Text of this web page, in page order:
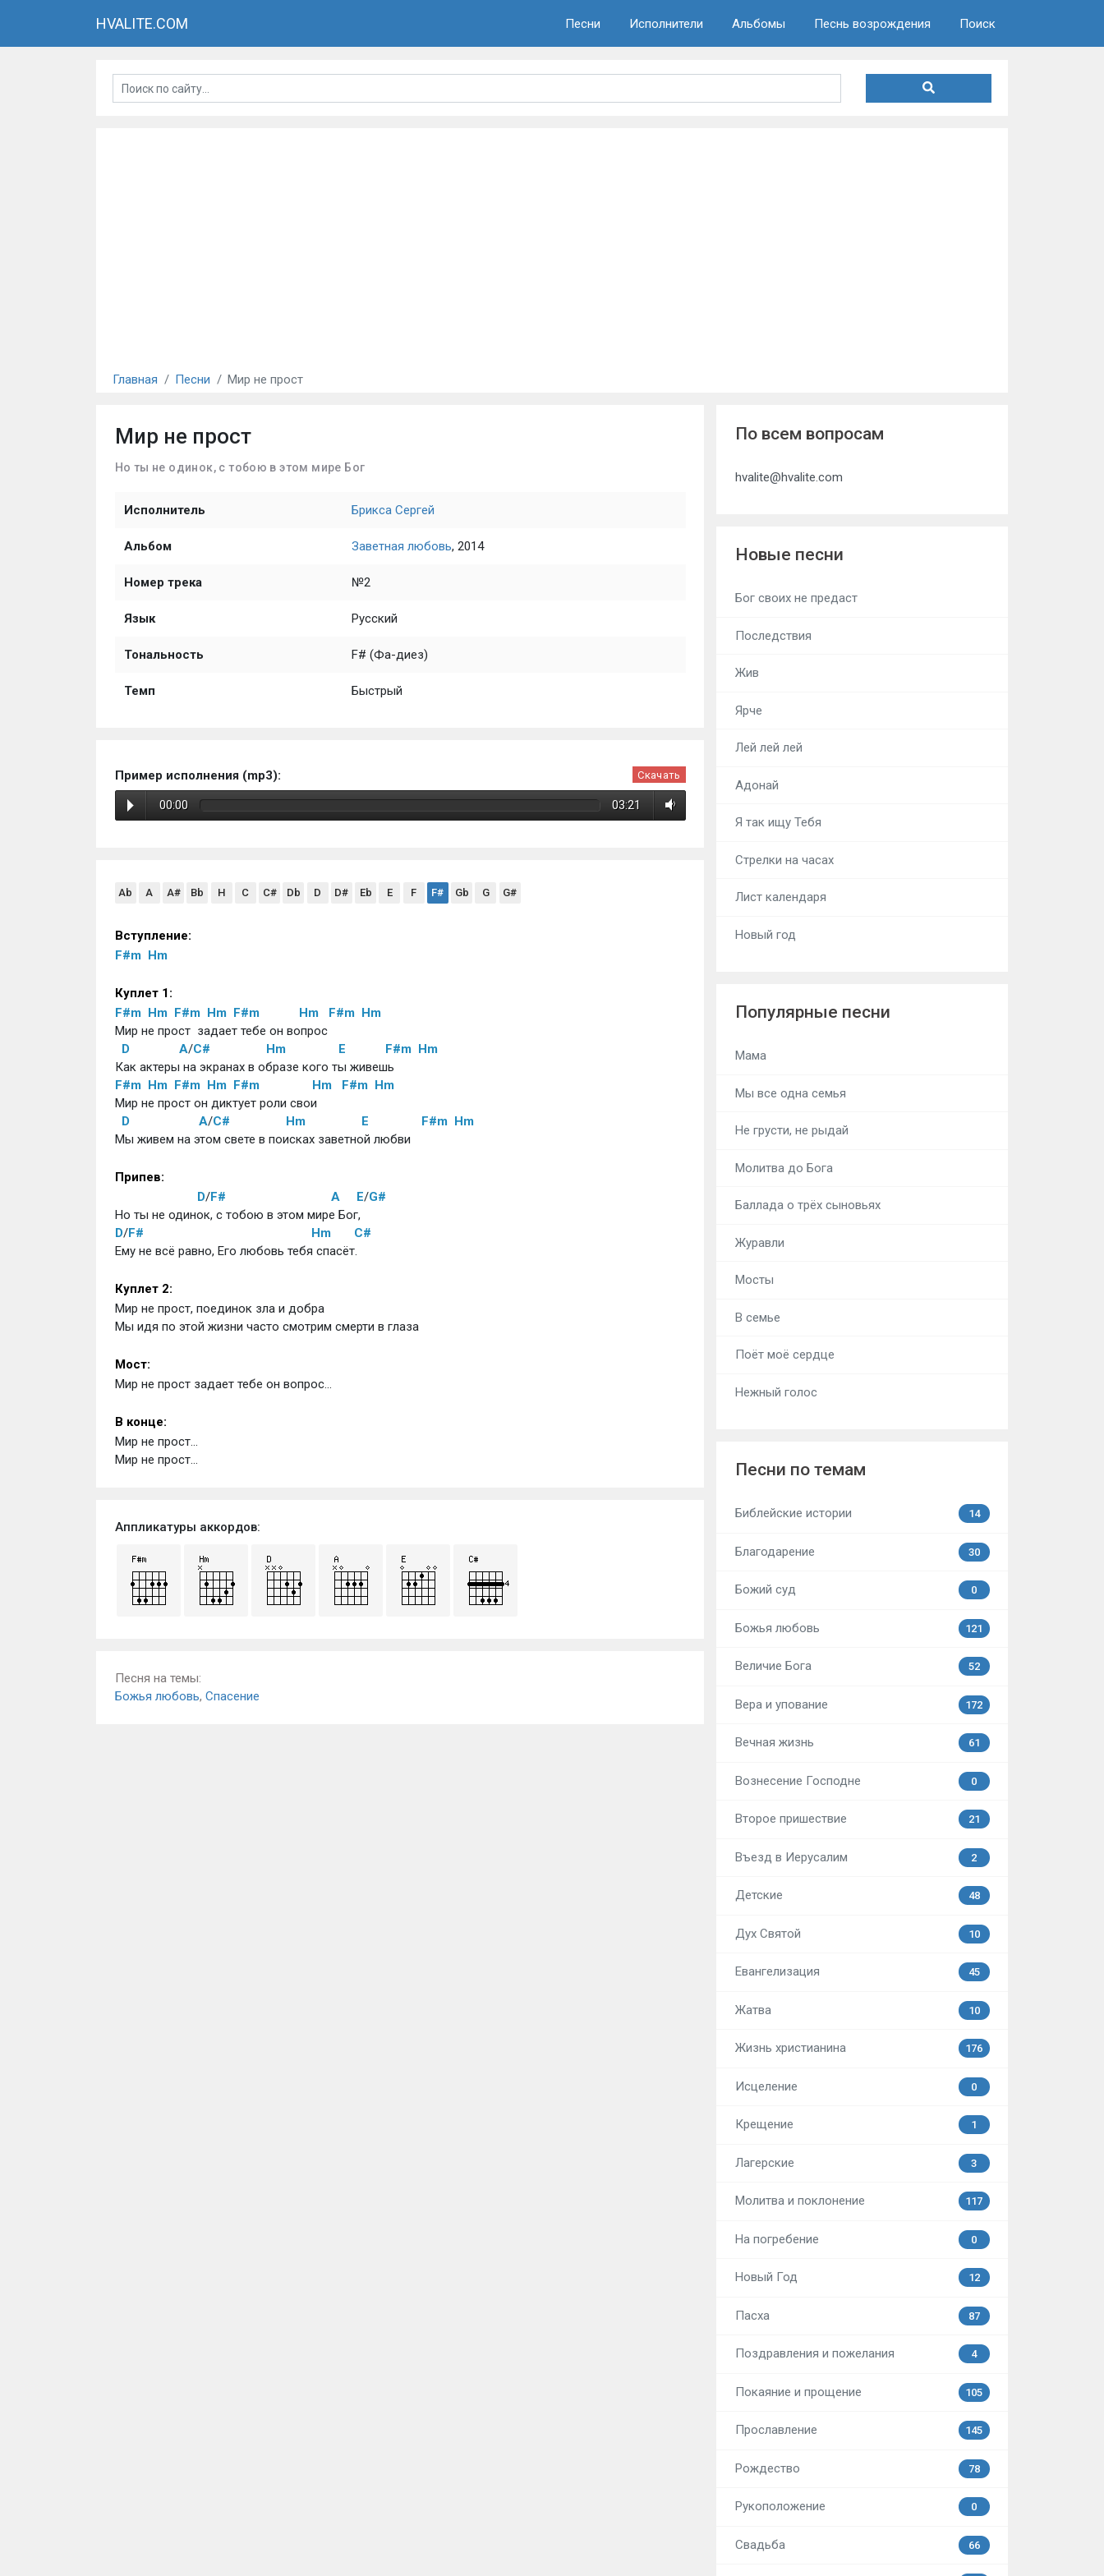
HVALITE.COM Песни Исполнители Альбомы Песнь возрождения Поиск
Главная Песни Мир не прост
Мир не прост
Но ты не одинок, с тобою в этом мире Бог
Исполнитель Брикса Сергей
Альбом Заветная любовь, 2014
Номер трека №2
Язык Русский
Тональность F# (Фа-диез)
Темп Быстрый
Пример исполнения (mp3): Скачать
00:00 03:21
Ab A A# Bb H C C# Db D D# Eb E F F# Gb G G#
Вступление:
F#m Hm
Куплет 1:
F#m Hm F#m Hm F#m Hm F#m Hm
Мир не прост  задает тебе он вопрос
D
A/C# Hm E F#m Hm
Как актеры на экранах в образе кого ты живешь
F#m Hm F#m Hm F#m Hm F#m Hm
Мир не прост он диктует роли свои
D
A/C# Hm E F#m Hm
Мы живем на этом свете в поисках заветной любви
Припев:
D/F# A E/G#
Но ты не одинок, с тобою в этом мире Бог,
D/F# Hm
C#
Ему не всё равно, Его любовь тебя спасёт.
Куплет 2:
Мир не прост, поединок зла и добра
Мы идя по этой жизни часто смотрим смерти в глаза
Мост:
Мир не прост задает тебе он вопрос...
В конце:
Мир не прост...
Мир не прост...
Аппликатуры аккордов:
Песня на темы:
Божья любовь, Спасение
По всем вопросам
hvalite@hvalite.com
Новые песни
Бог своих не предаст
Последствия
Жив
Ярче
Лей лей лей
Адонай
Я так ищу Тебя
Стрелки на часах
Лист календаря
Новый год
Популярные песни
Мама
Мы все одна семья
Не грусти, не рыдай
Молитва до Бога
Баллада о трёх сыновьях
Журавли
Мосты
В семье
Поёт моё сердце
Нежный голос
Песни по темам
Библейские истории 14
Благодарение 30
Божий суд 0
Божья любовь 121
Величие Бога 52
Вера и упование 172
Вечная жизнь 61
Вознесение Господне 0
Второе пришествие 21
Въезд в Иерусалим 2
Детские 48
Дух Святой 10
Евангелизация 45
Жатва 10
Жизнь христианина 176
Исцеление 0
Крещение 1
Лагерские 3
Молитва и поклонение 117
На погребение 0
Новый Год 12
Пасха 87
Поздравления и пожелания 4
Покаяние и прощение 105
Прославление 145
Рождество 78
Рукоположение 0
Свадьба 66